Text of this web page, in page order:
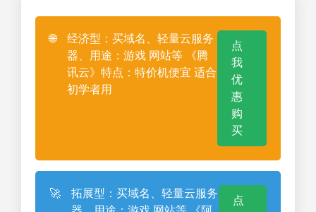
🌐
经济型：买域名、轻量云服务
器、用途：游戏 网站等 《腾
讯云》特点：特价机便宜 适合
初学者用
点
我
优
惠
购
买
🚀
拓展型：买域名、轻量云服务
点